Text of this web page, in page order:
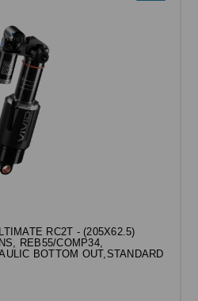
RC2T - (205X62.5)
REB55/COMP34,
BOTTOM OUT,STANDARD